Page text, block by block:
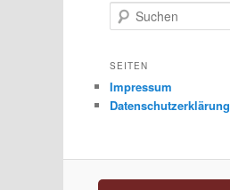
u
h
n
SEITEN
Impressum
Datenschutzerklärung